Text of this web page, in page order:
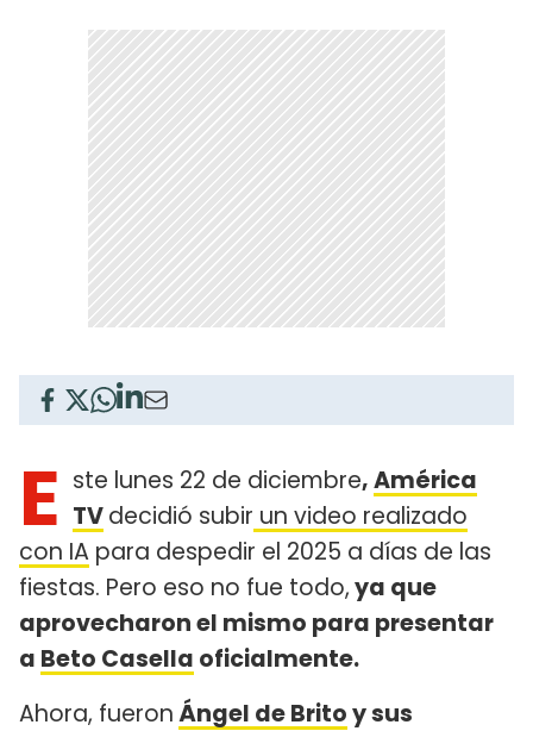
E ste lunes 22 de diciembre,América
TVdecidió subir un video realizado
con IA para despedir el 2025 a días de las
fiestas. Pero eso no fue todo,ya que
aprovecharon el mismo para presentar
a Beto Casella oficialmente.
Ahora, fueronÁngel de Britoy sus